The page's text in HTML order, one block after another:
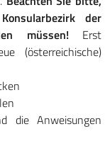
der
müssen! Erst
(österreichische)
die Anweisungen